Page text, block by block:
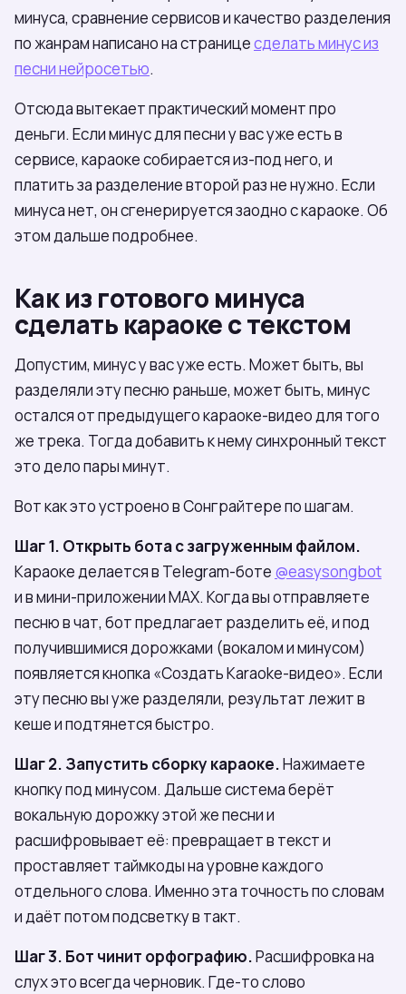
минуса, сравнение сервисов и качество разделения
по жанрам написано на страницесделать минус из
песни нейросетью.
Отсюда вытекает практический момент про
деньги. Если минус для песни у вас уже есть в
сервисе, караоке собирается из-под него, и
платить за разделение второй раз не нужно. Если
минуса нет, он сгенерируется заодно с караоке. Об
этом дальше подробнее.
Как из готового минуса
сделать караоке с текстом
Допустим, минус у вас уже есть. Может быть, вы
разделяли эту песню раньше, может быть, минус
остался от предыдущего караоке-видео для того
же трека. Тогда добавить к нему синхронный текст
это дело пары минут.
Вот как это устроено в Сонграйтере по шагам.
Шаг 1. Открыть бота с загруженным файлом.
Караоке делается в Telegram-боте @easysongbot
и в мини-приложении МАХ. Когда вы отправляете
песню в чат, бот предлагает разделить её, и под
получившимися дорожками (вокалом и минусом)
появляется кнопка «Создать Karaoke-видео». Если
эту песню вы уже разделяли, результат лежит в
кеше и подтянется быстро.
Шаг 2. Запустить сборку караоке.Нажимаете
кнопку под минусом. Дальше система берёт
вокальную дорожку этой же песни и
расшифровывает её: превращает в текст и
проставляет таймкоды на уровне каждого
отдельного слова. Именно эта точность по словам
и даёт потом подсветку в такт.
Шаг 3. Бот чинит орфографию.Расшифровка на
слух это всегда черновик. Где-то слово